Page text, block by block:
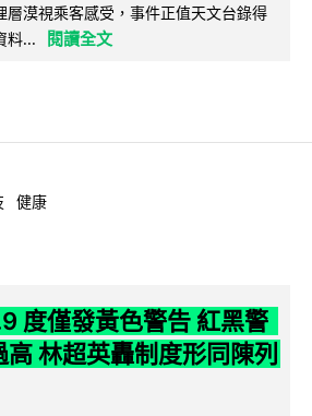
層漠視乘客感受，事件正值天文台錄得
料...
閱讀全文
健康
度僅發黃色警告 紅黑警
林超英轟制度形同陳列